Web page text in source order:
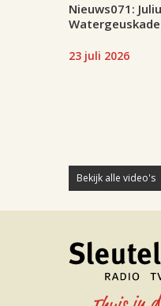
Nieuws071:
Watergeuskade
23 juli 2026
Bekijk alle video's